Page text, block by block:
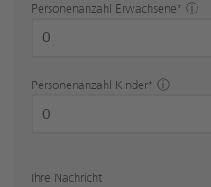
Personenanzahl Erwachsene*
Personenanzahl Kinder*
Ihre Nachricht